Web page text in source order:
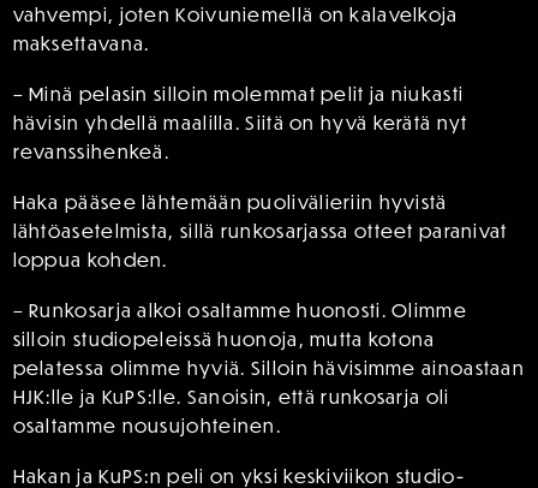
vahvempi, joten Koivuniemellä on kalavelkoja
maksettavana.
– Minä pelasin silloin molemmat pelit ja niukasti
hävisin yhdellä maalilla. Siitä on hyvä kerätä nyt
revanssihenkeä.
Haka pääsee lähtemään puolivälieriin hyvistä
lähtöasetelmista, sillä runkosarjassa otteet paranivat
loppua kohden.
– Runkosarja alkoi osaltamme huonosti. Olimme
silloin studiopeleissä huonoja, mutta kotona
pelatessa olimme hyviä. Silloin hävisimme ainoastaan
HJK:lle ja KuPS:lle. Sanoisin, että runkosarja oli
osaltamme nousujohteinen.
Hakan ja KuPS:n peli on yksi keskiviikon studio-